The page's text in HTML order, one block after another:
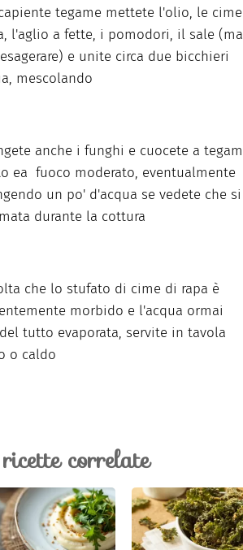
tegame mettete l'olio, le cime
l'aglio a fette, i pomodori, il sale (ma
e unite circa due bicchieri
mescolando
anche i funghi e cuocete a
ea fuoco moderato, eventualmente
un po' d'acqua se vedete che
durante la cottura
che lo stufato di cime di rapa è
morbido e l'acqua ormai
tutto evaporata, servite in tavola
o caldo
correlate